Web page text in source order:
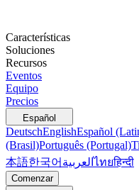
Características
Soluciones
Recursos
Eventos
Equipo
Precios
Español
DeutschEnglishEspañol
(Brasil)Português (Portugal)
本語한국어 العربيةไทยहिन्दी
Comenzar